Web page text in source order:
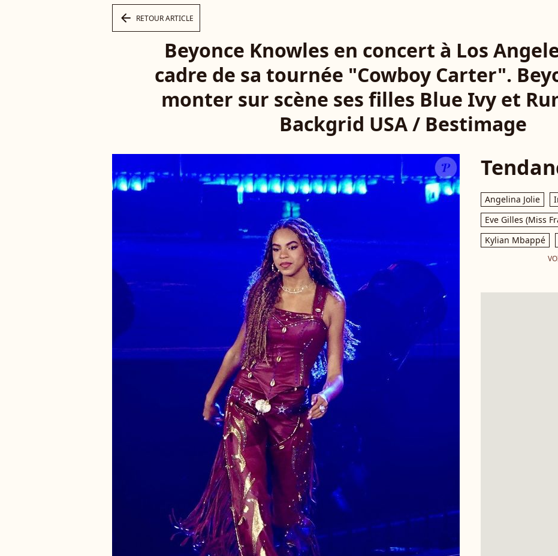
arrow_left RETOUR ARTICLE
Beyonce Knowles en concert à Los
cadre de sa tournée "Cowboy Carter".
monter sur scène ses filles Blue Ivy et
Backgrid USA / Bestimage
Angelina Jolie
Eve Gilles (Miss
Kylian Mbappé